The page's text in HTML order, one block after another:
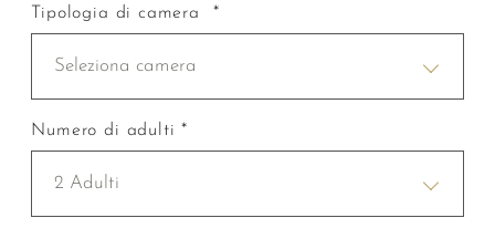
Tipologia di camera *
Seleziona camera
Numero di adulti *
2 Adulti